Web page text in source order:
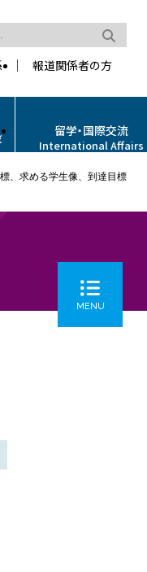
報道関係者の方
留学・国際交流
International Affairs
、求める学生像、到達目標
MENU